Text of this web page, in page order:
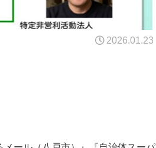
2026.01.23